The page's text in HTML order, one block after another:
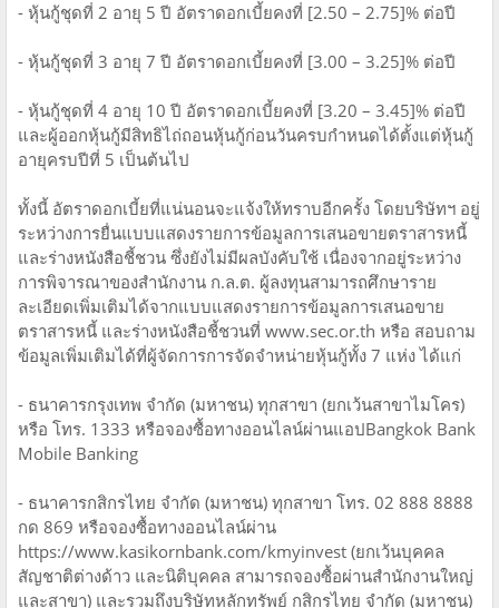
- หุ้นกู้ชุดที่ 2 อายุ 5 ปี อัตราดอกเบี้ยคงที่ [2.50 – 2.75]% ต่อปี
- หุ้นกู้ชุดที่ 3 อายุ 7 ปี อัตราดอกเบี้ยคงที่ [3.00 – 3.25]% ต่อปี
- หุ้นกู้ชุดที่ 4 อายุ 10 ปี อัตราดอกเบี้ยคงที่ [3.20 – 3.45]% ต่อปี
และผู้ออกหุ้นกู้มีสิทธิไถ่ถอนหุ้นกู้ก่อนวันครบกำหนดได้ตั้งแต่หุ้นกู้
อายุครบปีที่ 5 เป็นต้นไป
ทั้งนี้ อัตราดอกเบี้ยที่แน่นอนจะแจ้งให้ทราบอีกครั้ง โดยบริษัทฯ อยู่
ระหว่างการยื่นแบบแสดงรายการข้อมูลการเสนอขายตราสารหนี้
และร่างหนังสือชี้ชวน ซึ่งยังไม่มีผลบังคับใช้ เนื่องจากอยู่ระหว่าง
การพิจารณาของสำนักงาน ก.ล.ต. ผู้ลงทุนสามารถศึกษาราย
ละเอียดเพิ่มเติมได้จากแบบแสดงรายการข้อมูลการเสนอขาย
ตราสารหนี้ และร่างหนังสือชี้ชวนที่ www.sec.or.th หรือ สอบถาม
ข้อมูลเพิ่มเติมได้ที่ผู้จัดการการจัดจำหน่ายหุ้นกู้ทั้ง 7 แห่ง ได้แก่
- ธนาคารกรุงเทพ จำกัด (มหาชน) ทุกสาขา (ยกเว้นสาขาไมโคร)
หรือ โทร. 1333 หรือจองซื้อทางออนไลน์ผ่านแอปBangkok Bank
Mobile Banking
- ธนาคารกสิกรไทย จำกัด (มหาชน) ทุกสาขา โทร. 02 888 8888
กด 869 หรือจองซื้อทางออนไลน์ผ่าน
https://www.kasikornbank.com/kmyinvest (ยกเว้นบุคคล
สัญชาติต่างด้าว และนิติบุคคล สามารถจองซื้อผ่านสำนักงานใหญ่
และสาขา) และรวมถึงบริษัทหลักทรัพย์ กสิกรไทย จำกัด (มหาชน)